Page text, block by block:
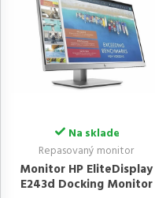
Na sklade
Repasovaný monitor
Monitor HP EliteDisplay
E243d Docking Monitor